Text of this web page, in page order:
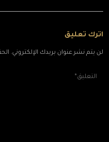
اترك تعليق
لن يتم نشر عنوان بريدك الإلكتروني.